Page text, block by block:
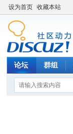
设为首页 收藏本站
论坛 群组